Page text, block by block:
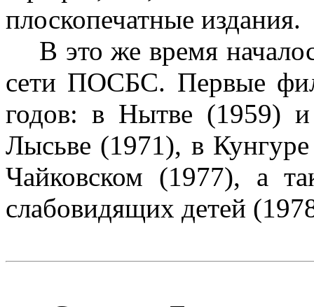
плоскопечатные издания.
В это же время
сети ПОСБС. Первые
годов: в Нытве (1959)
Лысьве (1971), в
Чайковском (1977), а
слабовидящих детей